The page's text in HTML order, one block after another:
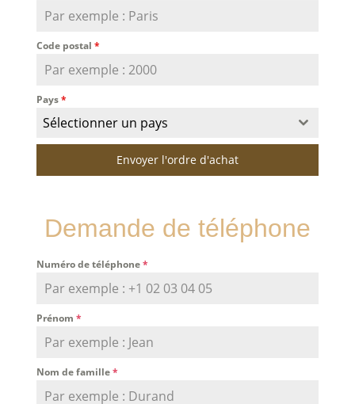
Code postal *
Pays*
Sélectionner un pays
Envoyer l'ordre d'achat
Demande de téléphone
Numéro de téléphone*
Prénom *
Nom de famille*